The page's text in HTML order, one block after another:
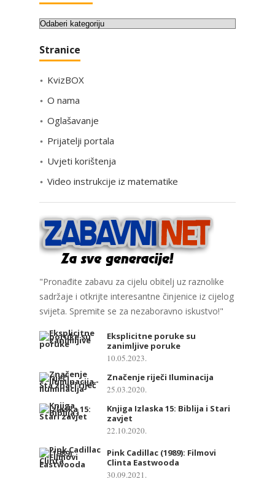
K
t
g
i
j
Stranice
KvizBOX
O nama
Oglašavanje
Prijatelji portala
Uvjeti korištenja
Video instrukcije iz matematike
"Pronađite zabavu za cijelu obitelj uz raznolike
sadržaje i otkrijte interesantne činjenice iz cijelog
svijeta. Spremite se za nezaboravno iskustvo!"
Eksplicitne poruke su
zanimljive poruke
10.05.2023.
Značenje riječi Iluminacija
25.03.2020.
Knjiga Izlaska 15: Biblija i Stari
zavjet
22.10.2020.
Pink Cadillac (1989): Filmovi
Clinta Eastwooda
30.09.2021.